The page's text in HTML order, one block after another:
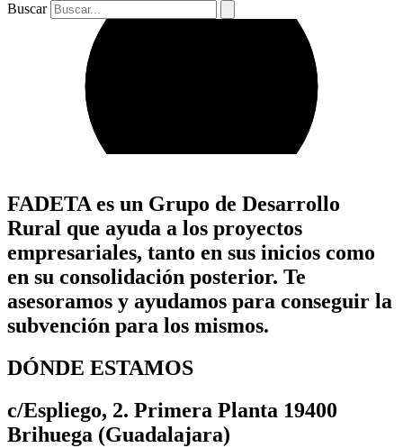
Buscar
FADETA es un Grupo de Desarrollo
Rural que ayuda a los proyectos
empresariales, tanto en sus inicios como
en su consolidación posterior. Te
asesoramos y ayudamos para conseguir la
subvención para los mismos.
DÓNDE ESTAMOS
c/Espliego, 2. Primera Planta 19400
Brihuega (Guadalajara)